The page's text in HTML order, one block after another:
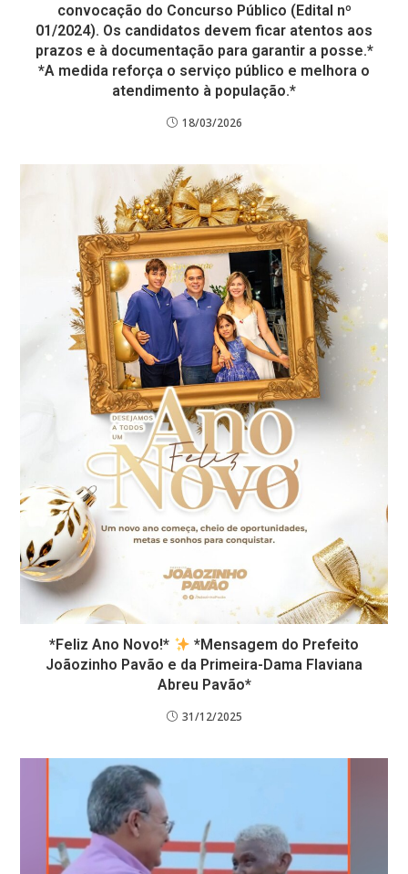
convocação do Concurso Público (Edital nº
01/2024). Os candidatos devem ficar atentos aos
prazos e à documentação para garantir a posse.*
*A medida reforça o serviço público e melhora o
atendimento à população.*
18/03/2026
*Feliz Ano Novo!*
*Mensagem do Prefeito
Joãozinho Pavão e da Primeira-Dama Flaviana
Abreu Pavão*
31/12/2025